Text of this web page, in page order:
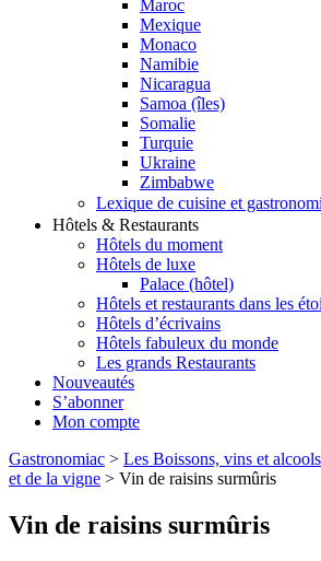
Maroc
Mexique
Monaco
Namibie
Nicaragua
Samoa (îles)
Somalie
Turquie
Ukraine
Zimbabwe
Lexique de cuisine et
Hôtels & Restaurants
Hôtels du moment
Hôtels de luxe
Palace (hôtel)
Hôtels et restaurants dans les
Hôtels d’écrivains
Hôtels fabuleux du monde
Les grands Restaurants
Nouveautés
S’abonner
Mon compte
Gastronomiac > Les Boissons, vins et alcools
et de la vigne > Vin de raisins surmûris
Vin de raisins surmûris